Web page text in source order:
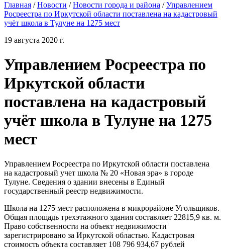
Главная / Новости / Новости города и района / Управлением
Росреестра по Иркутской области поставлена на кадастровый
учёт школа в Тулуне на 1275 мест
19 августа 2020 г.
Управлением Росреестра по
Иркутской области
поставлена на кадастровый
учёт школа в Тулуне на 1275
мест
Управлением Росреестра по Иркутской области поставлена
на кадастровый учет школа № 20 «Новая эра» в городе
Тулуне. Сведения о здании внесены в Единый
государственный реестр недвижимости.
Школа на 1275 мест расположена в микрорайоне Угольщиков.
Общая площадь трехэтажного здания составляет 22815,9 кв. м.
Право собственности на объект недвижимости
зарегистрировано за Иркутской областью. Кадастровая
стоимость объекта составляет 108 796 934,67 рублей